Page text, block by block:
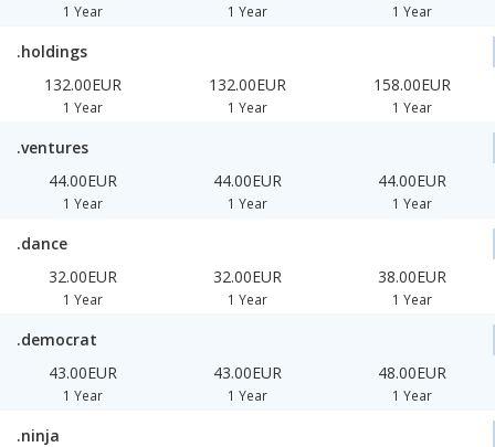
1 Year 1 Year 1 Year
.holdings
132.00EUR
1 Year
132.00EUR
1 Year
158.00EUR
1 Year
.ventures
44.00EUR
1 Year
44.00EUR
1 Year
44.00EUR
1 Year
.dance
32.00EUR
1 Year
32.00EUR
1 Year
38.00EUR
1 Year
.democrat
43.00EUR
1 Year
43.00EUR
1 Year
48.00EUR
1 Year
.ninja